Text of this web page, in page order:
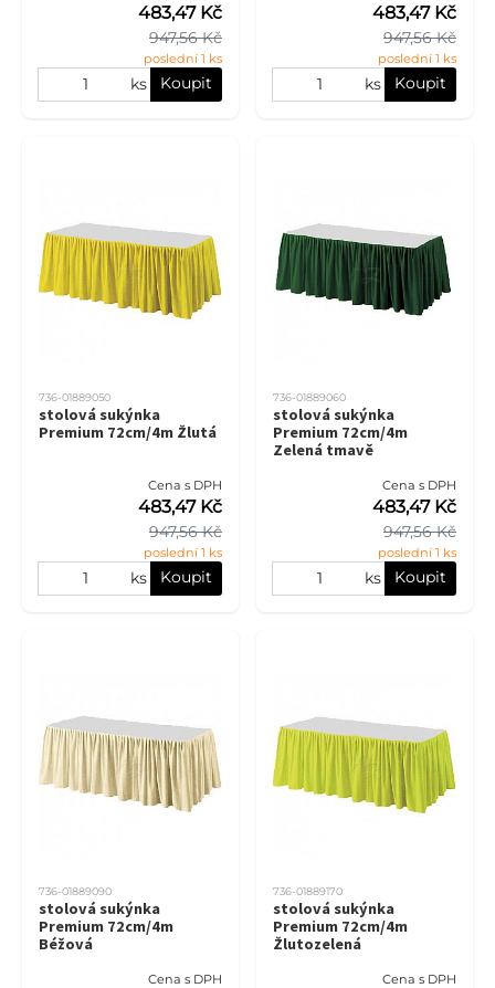
947,56 Kč
483,47 Kč
poslední 1 ks
ks Koupit
947,56 Kč
483,47 Kč
poslední 1 ks
ks Koupit
736-01889050
stolová sukýnka
Premium 72cm/4m Žlutá
Cena s DPH
947,56 Kč
483,47 Kč
poslední 1 ks
ks Koupit
736-01889060
stolová sukýnka
Premium 72cm/4m
Zelená tmavě
Cena s DPH
947,56 Kč
483,47 Kč
poslední 1 ks
ks Koupit
736-01889090
stolová sukýnka
Premium 72cm/4m
Béžová
Cena s DPH
736-01889170
stolová sukýnka
Premium 72cm/4m
Žlutozelená
Cena s DPH